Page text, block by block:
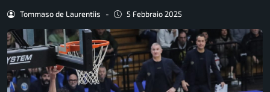
Tommaso de Laurentiis - 5 Febbraio 2025